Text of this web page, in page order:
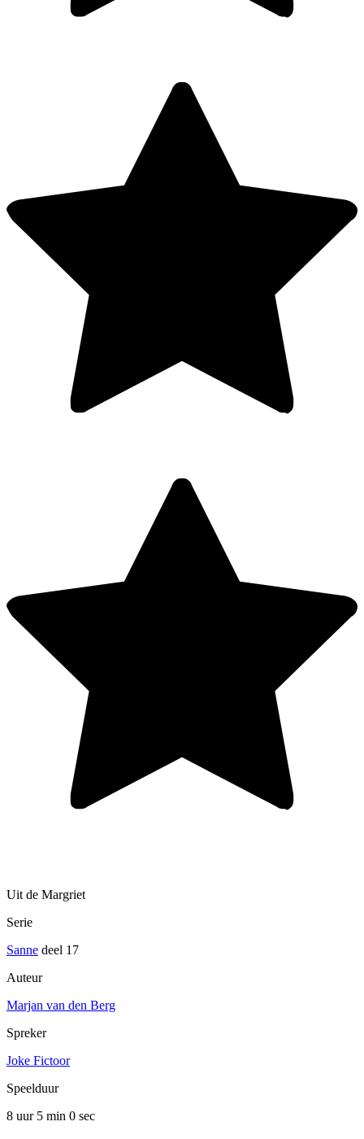
Uit de Margriet
Serie
Sanne deel 17
Auteur
Marjan van den Berg
Spreker
Joke Fictoor
Speelduur
8 uur 5 min 0 sec